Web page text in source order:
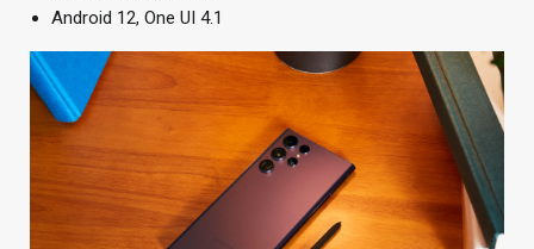
Android 12, One UI 4.1